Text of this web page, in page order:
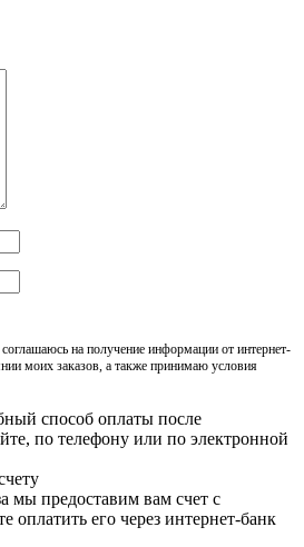
на получение информации от интернет-
моих заказов, а также принимаю условия
способ оплаты после
по телефону или по электронной
мы предоставим вам счет с
оплатить его через интернет-банк